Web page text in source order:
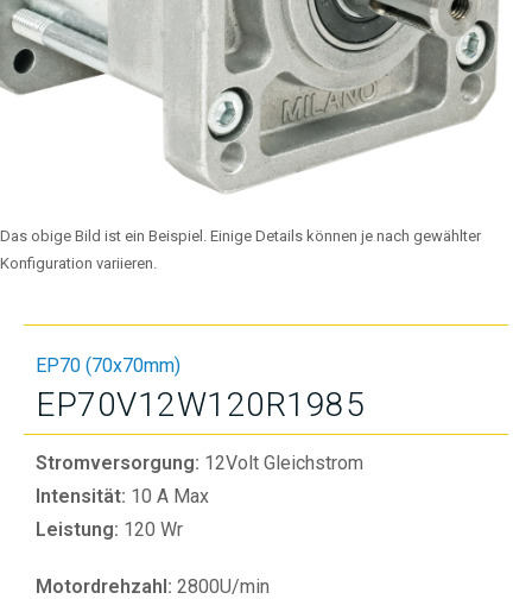
Das obige Bild ist ein Beispiel. Einige Details können je nach gewählter
Konfiguration variieren.
EP70 (70x70mm)
EP70V12W120R1985
Stromversorgung: 12Volt Gleichstrom
Intensität: 10 A Max
Leistung: 120 Wr
Motordrehzahl: 2800U/min